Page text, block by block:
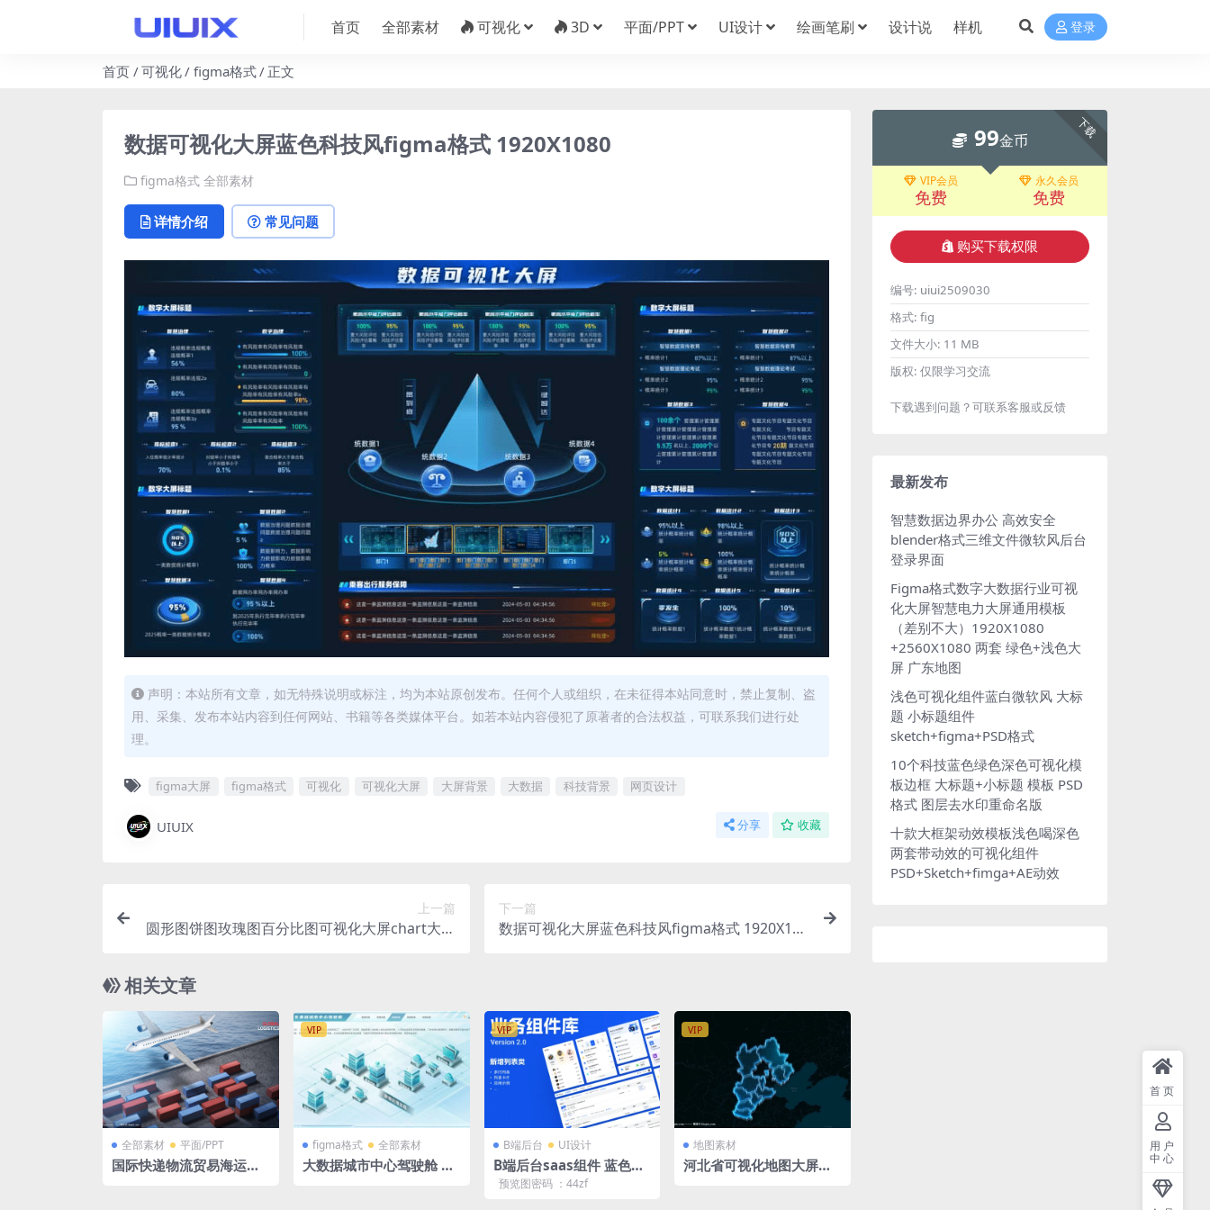
首页 全部素材 可视化 3D 平面/PPT UI设计 绘画笔刷 设计说 样机 登录
首页 可视化 figma格式 正文
数据可视化大屏蓝色科技风figma格式 1920X1080
figma格式 全部素材
详情介绍 常见问题
声明：本站所有文章，如无特殊说明或标注，均为本站原创发布。任何个人或组织，在未征得本站同意时，禁止复制、盗
用、采集、发布本站内容到任何网站、书籍等各类媒体平台。如若本站内容侵犯了原著者的合法权益，可联系我们进行处
理。
figma大屏 figma格式 可视化 可视化大屏 大屏背景 大数据 科技背景 网页设计
UIUIX 分享 收藏
上一篇
圆形图饼图玫瑰图百分比图可视化大屏chart大数
下一篇
数据可视化大屏蓝色科技风figma格式 1920X108
相关文章
全部素材 平面/PPT
国际快递物流贸易海运轮
VIP
figma格式 全部素材
大数据城市中心驾驶舱 浅
VIP
B端后台 UI设计
B端后台saas组件 蓝色浅
色业务组件库 figma格式
预览图密码 ：44zf
VIP
地图素材
河北省可视化地图大屏科
下载
99金币
VIP会员
免费
永久会员
免费
购买下载权限
编号: uiui2509030
格式: fig
文件大小: 11 MB
版权: 仅限学习交流
下载遇到问题？可联系客服或反馈
最新发布
智慧数据边界办公 高效安全
blender格式三维文件微软风后台
登录界面
Figma格式数字大数据行业可视
化大屏智慧电力大屏通用模板
（差别不大）1920X1080
+2560X1080 两套 绿色+浅色大
屏 广东地图
浅色可视化组件蓝白微软风 大标
题 小标题组件
sketch+figma+PSD格式
10个科技蓝色绿色深色可视化模
板边框 大标题+小标题 模板 PSD
格式 图层去水印重命名版
十款大框架动效模板浅色喝深色
两套带动效的可视化组件
PSD+Sketch+fimga+AE动效
首页
用户
中心